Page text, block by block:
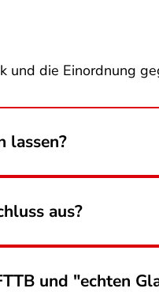
die Einordnung
lassen?
aus?
und "echten